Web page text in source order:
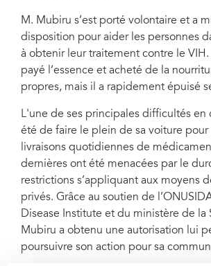
M. Mubiru s’est porté volontaire et a
disposition pour aider les personnes
à obtenir leur traitement contre le
payé l’essence et acheté de la
propres, mais il a rapidement épuisé
L'une de ses principales difficultés en
été de faire le plein de sa voiture pour
livraisons quotidiennes de
dernières ont été menacées par le
restrictions s’appliquant aux moyens
privés. Grâce au soutien de
Disease Institute et du ministère de la
Mubiru a obtenu une autorisation lui
poursuivre son action pour sa